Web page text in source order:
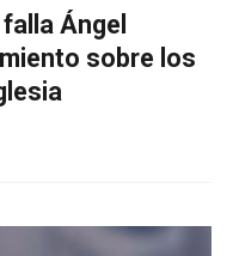
Ángel
sobre los